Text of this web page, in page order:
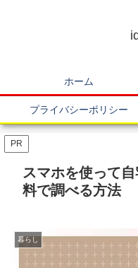
ホーム
プライバシーポリシー
PR
スマホを使って
料で調べる方法
暮らし